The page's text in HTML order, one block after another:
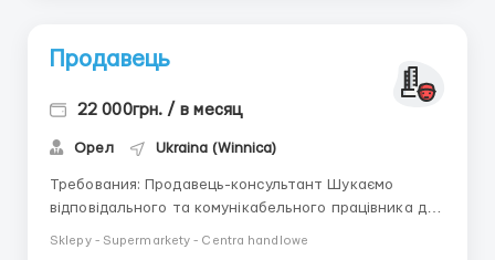
Продавець
22 000грн. / в месяц
Орел Ukraina (Winnica)
Требования: Продавець-консультант Шукаємо
відповідального та комунікабельного працівника для
Sklepy - Supermarkety - Centra handlowe